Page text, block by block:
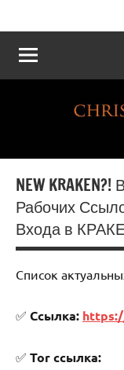
Atelier
Neubauer
–
Eine
Rekonstruktion
NEW
Рабочих
Входа в
Список
✅ Ссылка:
✅ Tor ссылка: